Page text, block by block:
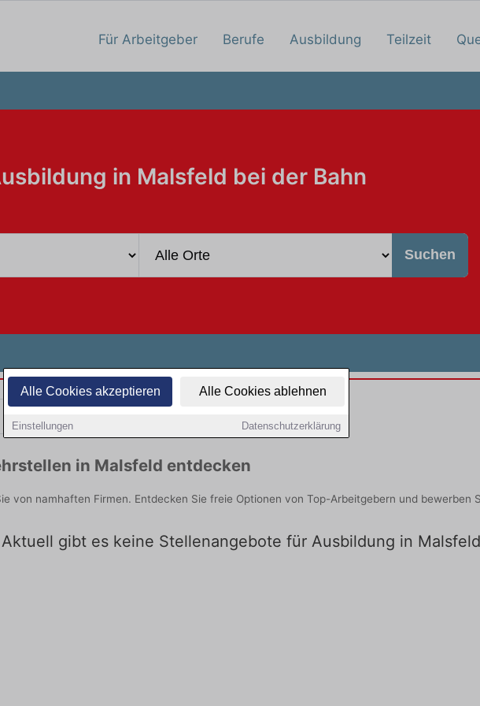
Alle Cookies akzeptieren Alle Cookies ablehnen
Einstellungen Datenschutzerklärung
Für Arbeitgeber Berufe Ausbildung Teilzeit
in Malsfeld bei der Bahn
Suchen
in Malsfeld entdecken
von namhaften Firmen. Entdecken Sie freie Optionen von Top-Arbeitgebern und bewerben
gibt es keine Stellenangebote für Ausbildung in Malsfeld